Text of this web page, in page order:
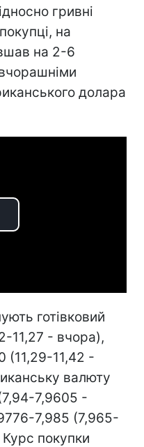
гривні
на
на 2-6
долара
готівковий
11,27 - вчора),
(11,29-11,42 -
валюту
7,9605 -
7,985 (7,965-
покупки